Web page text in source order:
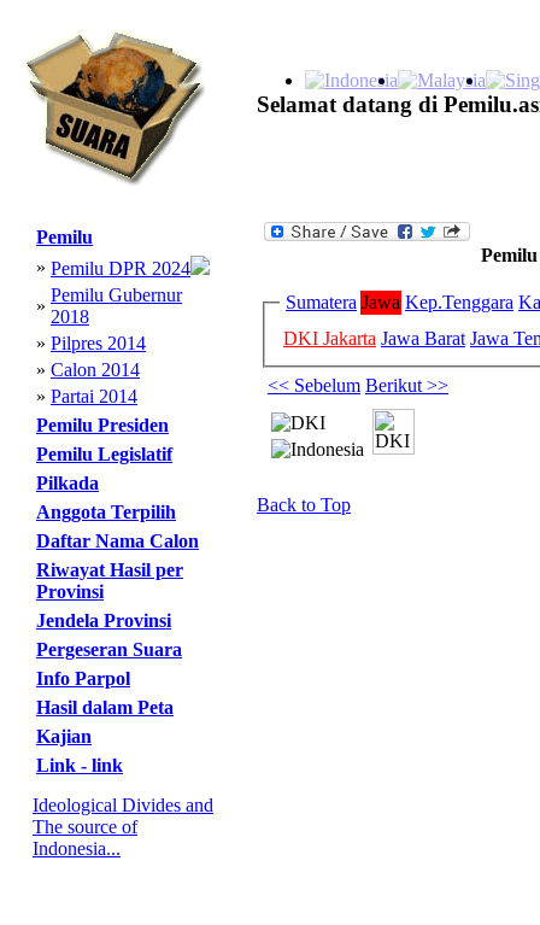
Selamat datang di
Pemilu
» Pemilu DPR 2024
»
Pemilu Gubernur
2018
» Pilpres 2014
» Calon 2014
» Partai 2014
Pemilu Presiden
Pemilu Legislatif
Pilkada
Anggota Terpilih
Daftar Nama Calon
Riwayat Hasil per
Provinsi
Jendela Provinsi
Pergeseran Suara
Info Parpol
Hasil dalam Peta
Kajian
Link - link
Ideological Divides and
The source of
Indonesia...
Sumatera Jawa Kep.Tenggara
DKI Jakarta Jawa Barat Jawa
<< Sebelum Berikut >>
Back to Top